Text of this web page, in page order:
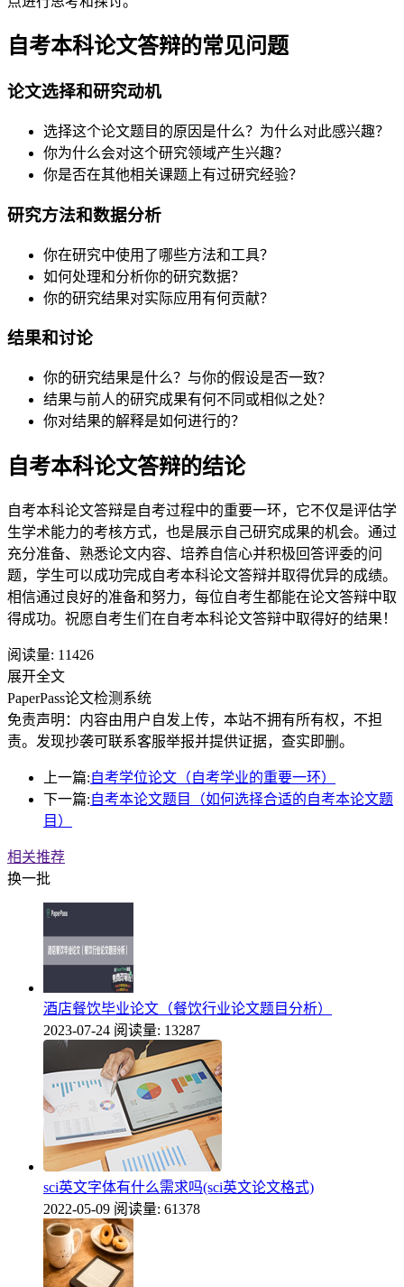
自考本科论文答辩的常见问题
论文选择和研究动机
选择这个论文题目的原因是什么？为什么对此感兴趣？
你为什么会对这个研究领域产生兴趣？
你是否在其他相关课题上有过研究经验？
研究方法和数据分析
你在研究中使用了哪些方法和工具？
如何处理和分析你的研究数据？
你的研究结果对实际应用有何贡献？
结果和讨论
你的研究结果是什么？与你的假设是否一致？
结果与前人的研究成果有何不同或相似之处？
你对结果的解释是如何进行的？
自考本科论文答辩的结论
自考本科论文答辩是自考过程中的重要一环，它不仅是评估学
生学术能力的考核方式，也是展示自己研究成果的机会。通过
充分准备、熟悉论文内容、培养自信心并积极回答评委的问
题，学生可以成功完成自考本科论文答辩并取得优异的成绩。
相信通过良好的准备和努力，每位自考生都能在论文答辩中取
得成功。祝愿自考生们在自考本科论文答辩中取得好的结果！
阅读量: 11426
展开全文
PaperPass论文检测系统
免责声明：内容由用户自发上传，本站不拥有所有权，不担
责。发现抄袭可联系客服举报并提供证据，查实即删。
上一篇:自考学位论文（自考学业的重要一环）
下一篇:自考本论文题目（如何选择合适的自考本论文题
目）
相关推荐
换一批
酒店餐饮毕业论文（餐饮行业论文题目分析）
2023-07-24 阅读量: 13287
sci英文字体有什么需求吗(sci英文论文格式)
2022-05-09 阅读量: 61378